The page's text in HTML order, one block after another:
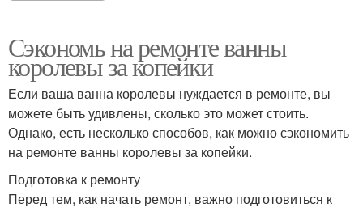
Сэкономь на ремонте ванны
королевы за копейки
Если ваша ванна королевы нуждается в ремонте, вы
можете быть удивлены, сколько это может стоить.
Однако, есть несколько способов, как можно сэкономить
на ремонте ванны королевы за копейки.
Подготовка к ремонту
Перед тем, как начать ремонт, важно подготовиться к